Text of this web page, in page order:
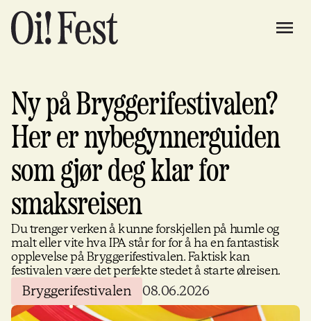
Ny på Bryggerifestivalen?
Her er nybegynnerguiden
som gjør deg klar for
smaksreisen
Du trenger verken å kunne forskjellen på humle og
malt eller vite hva IPA står for for å ha en fantastisk
opplevelse på Bryggerifestivalen. Faktisk kan
festivalen være det perfekte stedet å starte ølreisen.
Bryggerifestivalen 08.06.2026